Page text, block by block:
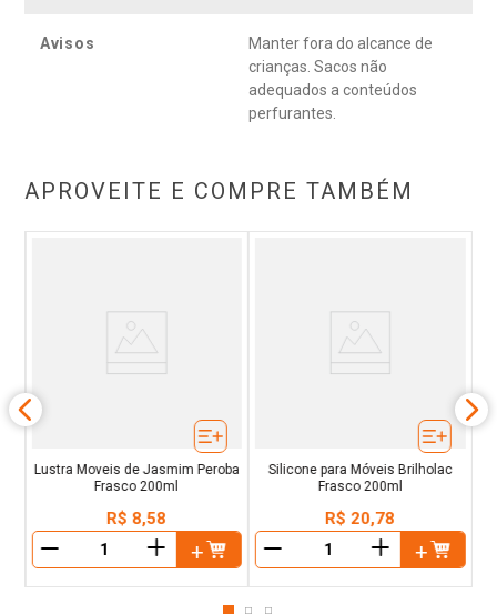
Avisos
Manter fora do alcance de
crianças. Sacos não
adequados a conteúdos
perfurantes.
APROVEITE E COMPRE TAMBÉM
Lustra Moveis de Jasmim Peroba
Frasco 200ml
R$ 8,58
＋
Silicone para Móveis Brilholac
Frasco 200ml
R$ 20,78
＋